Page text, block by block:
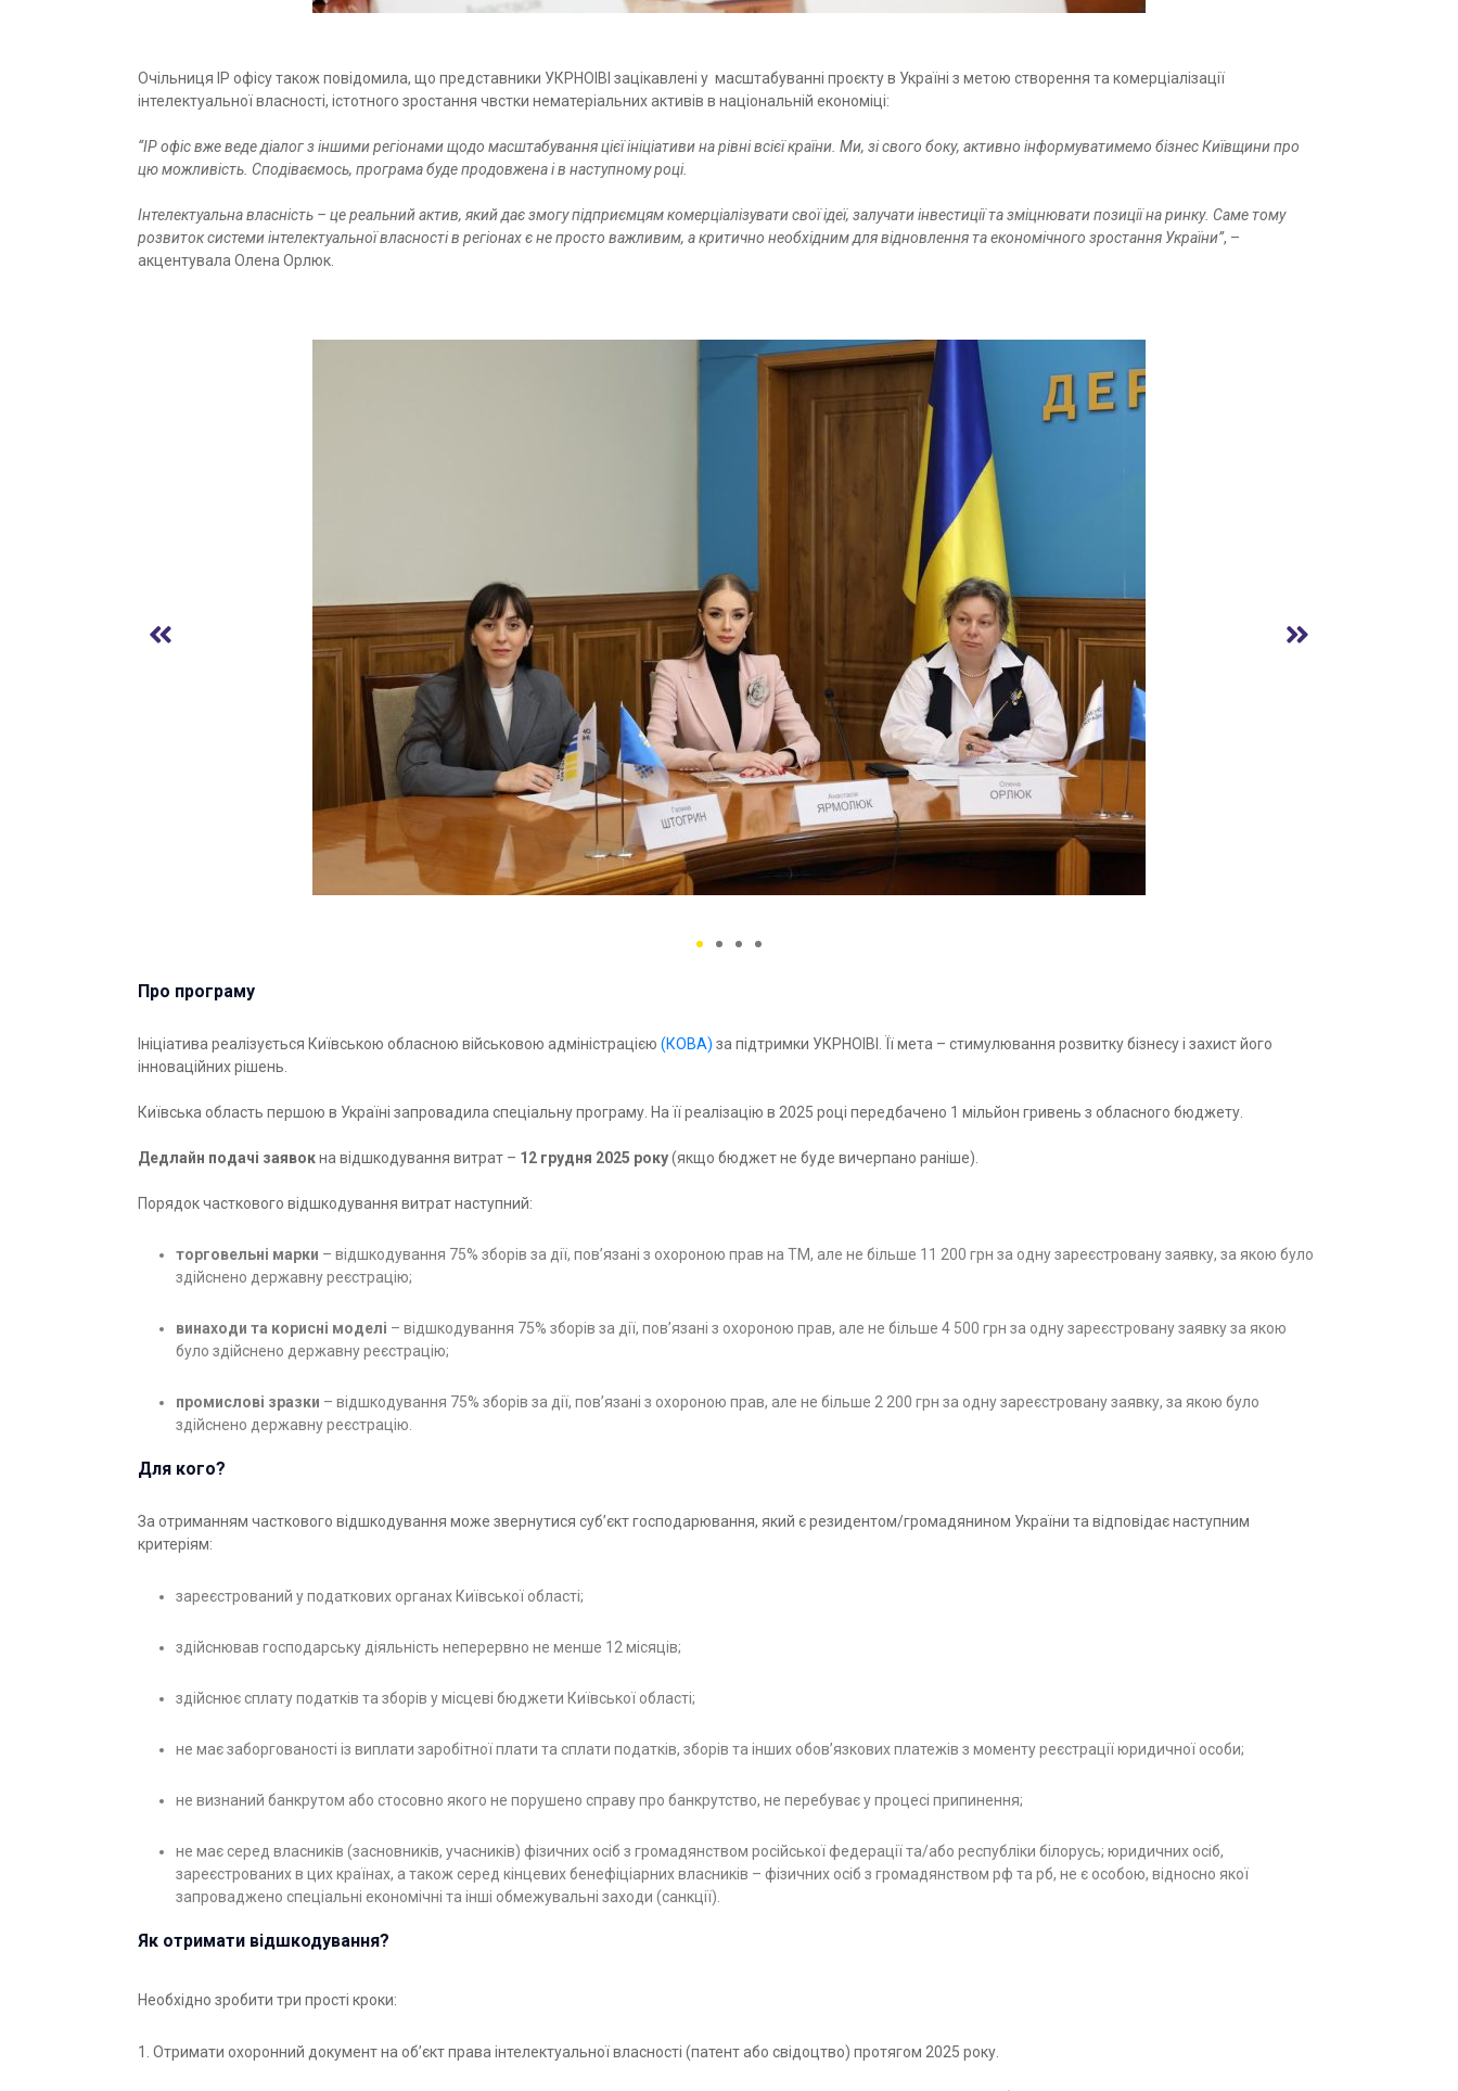
Очільниця IP офісу також повідомила, що представники УКРНОІВІ зацікавлені у масштабуванні проєкту в Україні з метою створення та комерціалізації
інтелектуальної власності, істотного зростання чвстки нематеріальних активів в національній економіці:
“IP офіс вже веде діалог з іншими регіонами щодо масштабування цієї ініціативи на рівні всієї країни. Ми, зі свого боку, активно інформуватимемо бізнес Київщини про
цю можливість. Сподіваємось, програма буде продовжена і в наступному році.
Інтелектуальна власність – це реальний актив, який дає змогу підприємцям комерціалізувати свої ідеї, залучати інвестиції та зміцнювати позиції на ринку. Саме тому
розвиток системи інтелектуальної власності в регіонах є не просто важливим, а критично необхідним для відновлення та економічного зростання України”, –
акцентувала Олена Орлюк.
Про програму
Ініціатива реалізується Київською обласною військовою адміністрацією (КОВА) за підтримки УКРНОІВІ. Її мета – стимулювання розвитку бізнесу і захист його
інноваційних рішень.
Київська область першою в Україні запровадила спеціальну програму. На її реалізацію в 2025 році передбачено 1 мільйон гривень з обласного бюджету.
Дедлайн подачі заявокна відшкодування витрат – 12 грудня 2025 року(якщо бюджет не буде вичерпано раніше).
Порядок часткового відшкодування витрат наступний:
торговельні марки – відшкодування 75% зборів за дії, пов’язані з охороною прав на ТМ, але не більше 11 200 грн за одну зареєстровану заявку, за якою було
здійснено державну реєстрацію;
винаходи та корисні моделі – відшкодування 75% зборів за дії, пов’язані з охороною прав, але не більше 4 500 грн за одну зареєстровану заявку за якою
було здійснено державну реєстрацію;
промислові зразки – відшкодування 75% зборів за дії, пов’язані з охороною прав, але не більше 2 200 грн за одну зареєстровану заявку, за якою було
здійснено державну реєстрацію.
Для кого?
За отриманням часткового відшкодування може звернутися субʼєкт господарювання, який є резидентом/громадянином України та відповідає наступним
критеріям:
зареєстрований у податкових органах Київської області;
здійснював господарську діяльність неперервно не менше 12 місяців;
здійснює сплату податків та зборів у місцеві бюджети Київської області;
не має заборгованості із виплати заробітної плати та сплати податків, зборів та інших обов’язкових платежів з моменту реєстрації юридичної особи;
не визнаний банкрутом або стосовно якого не порушено справу про банкрутство, не перебуває у процесі припинення;
не має серед власників (засновників, учасників) фізичних осіб з громадянством російської федерації та/або республіки білорусь; юридичних осіб,
зареєстрованих в цих країнах, а також серед кінцевих бенефіціарних власників – фізичних осіб з громадянством рф та рб, не є особою, відносно якої
запроваджено спеціальні економічні та інші обмежувальні заходи (санкції).
Як отримати відшкодування?
Необхідно зробити три прості кроки:
1. Отримати охоронний документ на об’єкт права інтелектуальної власності (патент або свідоцтво) протягом 2025 року.